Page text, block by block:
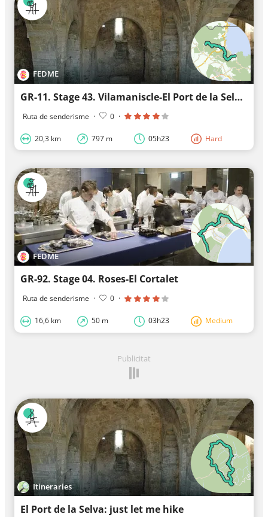
FEDME
GR-11. Stage 43. Vilamaniscle-El Port de la Selva
Ruta de senderisme · 0 ·
20,3 km 797 m 05h23 Hard
FEDME
GR-92. Stage 04. Roses-El Cortalet
Ruta de senderisme · 0 ·
16,6 km 50 m 03h23 Medium
Publicitat
Itineraries
El Port de la Selva: just let me hike